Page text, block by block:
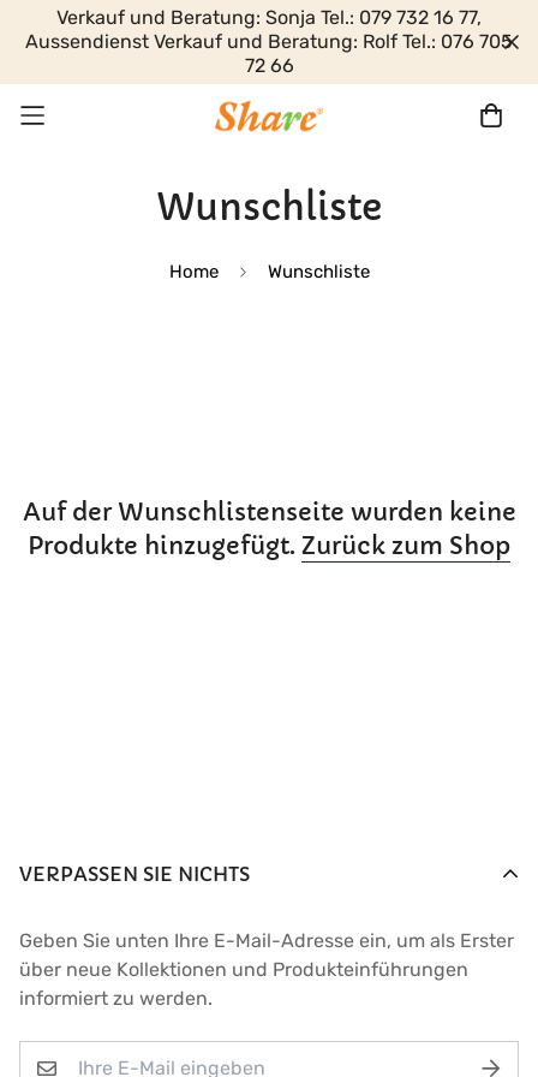
Verkauf und Beratung: Sonja Tel.: 079 732 16 77,
Aussendienst Verkauf und Beratung: Rolf Tel.: 076 705
72 66
Wunschliste
Home Wunschliste
Auf der Wunschlistenseite wurden keine
Produkte hinzugefügt. Zurück zum Shop
VERPASSEN SIE NICHTS
Geben Sie unten Ihre E-Mail-Adresse ein, um als Erster
über neue Kollektionen und Produkteinführungen
informiert zu werden.